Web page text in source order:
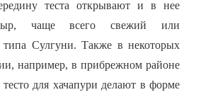
теста открывают и в нее
чаще всего свежий или
Сулгуни. Также в некоторых
например, в прибрежном районе
для хачапури делают в форме